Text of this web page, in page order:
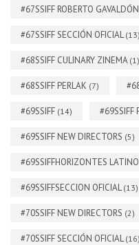
#67SSIFF ROBERTO GAVALDÓN
#67SSIFF SECCIÓN OFICIAL(13)
#68SSIFF CULINARY ZINEMA (1)
#68SSIFF PERLAK (7)
#69SSIFF (14) #69SSIFF
#69SSIFF NEW DIRECTORS (5)
#69SSIFFHORIZONTES
#69SSIFFSECCION OFICIAL(13)
#70SSIFF NEW DIRECTORS (2)
#70SSIFF SECCIÓN OFICIAL(16)